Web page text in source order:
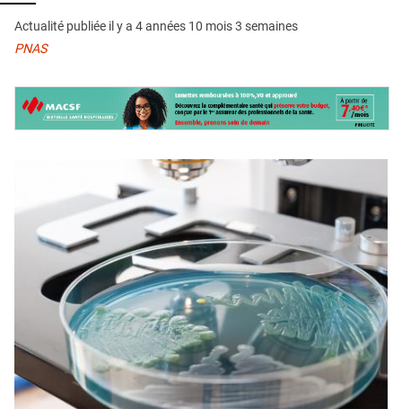
CRÉDITS
Actualité publiée il y a 4 années 10 mois 3 semaines
PNAS